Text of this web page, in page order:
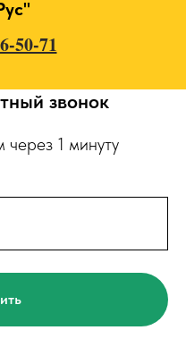
50-71
звонок
1 минуту